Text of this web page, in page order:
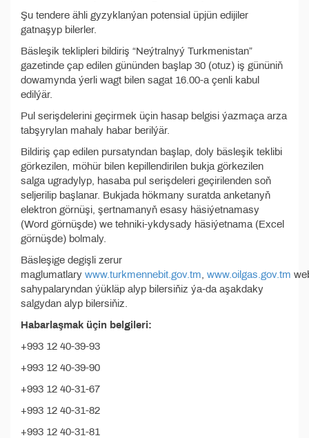
Şu tendere ähli gyzyklanýan potensial üpjün edijiler
gatnaşyp bilerler.
Bäsleşik teklipleri bildiriş “Neýtralnyý Turkmenistan”
gazetinde çap edilen gününden başlap 30 (otuz) iş gününiň
dowamynda ýerli wagt bilen sagat 16.00-a çenli kabul
edilýär.
Pul serişdelerini geçirmek üçin hasap belgisi ýazmaça arza
tabşyrylan mahaly habar berilýär.
Bildiriş çap edilen pursatyndan başlap, doly bäsleşik teklibi
görkezilen, möhür bilen kepillendirilen bukja görkezilen
salga ugradylyp, hasaba pul serişdeleri geçirilenden soň
seljerilip başlanar. Bukjada hökmany suratda anketanyň
elektron görnüşi, şertnamanyň esasy häsiýetnamasy
(Word görnüşde) we tehniki-ykdysady häsiýetnama (Excel
görnüşde) bolmaly.
Bäsleşige degişli zerur
maglumatlary www.turkmennebit.gov.tm www.oilgas.gov.tm
sahypalaryndan ýükläp alyp bilersiňiz ýa-da aşakdaky
salgydan alyp bilersiňiz.
Habarlaşmak üçin belgileri:
+993 12 40-39-93
+993 12 40-39-90
+993 12 40-31-67
+993 12 40-31-82
+993 12 40-31-81